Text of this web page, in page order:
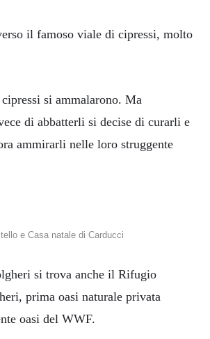
il famoso viale di cipressi, molto
si ammalarono. Ma
di abbatterli si decise di curarli e
ammirarli nelle loro struggente
e Casa natale di Carducci
si trova anche il Rifugio
prima oasi naturale privata
oasi del WWF.